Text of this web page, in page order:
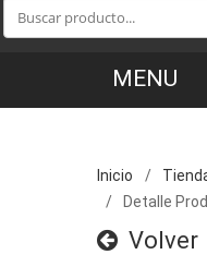
Inicio
Detalle
Volver